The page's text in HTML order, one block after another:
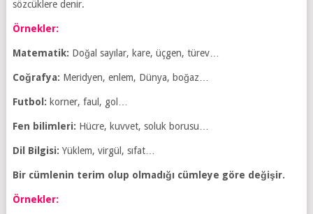
sözcüklere denir.
Örnekler:
Matematik: Doğal sayılar, kare, üçgen, türev…
Coğrafya: Meridyen, enlem, Dünya, boğaz…
Futbol: korner, faul, gol…
Fen bilimleri: Hücre, kuvvet, soluk borusu…
Dil Bilgisi: Yüklem, virgül, sıfat…
Bir cümlenin terim olup olmadığı cümleye göre değişir.
Örnekler: